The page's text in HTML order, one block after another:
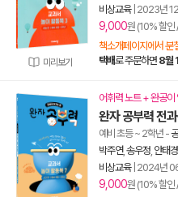
미리보기
비상교육| 2023년
9,000원 (10% 할
책소개페이지에서 분
택배로 주문하면 8월
어휘력 노트 + 완공이
완자 공부력 전
예비 초등 ~ 2학년 -
박주연, 송우정 안태경
비상교육| 2024년
9,000원 (10% 할